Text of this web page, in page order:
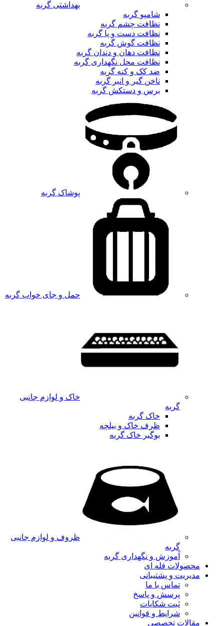
بهداشتی گربه
شامپو گربه
نظافت چشم گربه
نظافت دست و پا گربه
نظافت گوش گربه
نظافت دهان و دندان گربه
نظافت محل نگهداری گربه
ضد کک و کنه گربه
ناخن گیر و انبر گربه
برس و دستکش گربه
پوشاک گربه
حمل و جای خواب گربه
خاک و لوازم جانبی
گربه
خاک گربه
ظرف خاک و بیلچه
بوگیر خاک گربه
ظروف و لوازم جانبی
گربه
آموزش و نگهداری گربه
محصولات فله ای
مدیریت و پشتیبانی
تماس با ما
پرسش و پاسخ
ثبت شکایات
شرایط و قوانین
مقالات تخصصی